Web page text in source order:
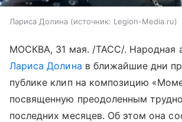
Лариса Долина источник: Legion-Media.ru
МОСКВА, 31 мая. /ТАСС/. Народная
Лариса Долина в ближайшие дни
публике клип на композицию
посвященную преодоленным
последних месяцев. Об этом она